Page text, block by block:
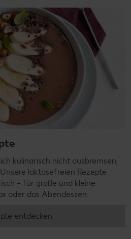
kulinarisch nicht ausbremsen,
laktosefreien Rezepte
– für große und kleine
oder das Abendessen.
entdecken